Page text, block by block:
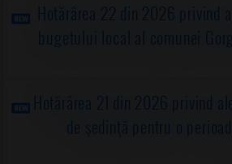
Hotărârea 22 din 2026 privind
bugetului local al comunei
Hotărârea 21 din 2026 privind
de şedinţă pentru o